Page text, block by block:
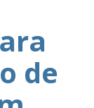
de